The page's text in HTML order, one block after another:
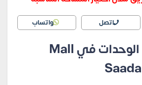
اتصل واتساب
مميزات شراء الوحدات في Mall